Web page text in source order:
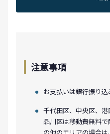
注意事項
お支払いは銀行振り込
千代田区、中央区、港
品川区は移動費無料